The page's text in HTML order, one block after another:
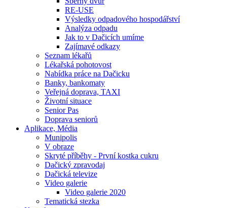
RE-USE
Výsledky odpadového hospodářství
Analýza odpadu
Jak to v Dačicích umíme
Zajímavé odkazy
Seznam lékařů
Lékařská pohotovost
Nabídka práce na Dačicku
Banky, bankomaty
Veřejná doprava, TAXI
Životní situace
Senior Pas
Doprava seniorů
Aplikace, Média
Munipolis
V obraze
Skryté příběhy - První kostka cukru
Dačický zpravodaj
Dačická televize
Video galerie
Video galerie 2020
Tematická stezka